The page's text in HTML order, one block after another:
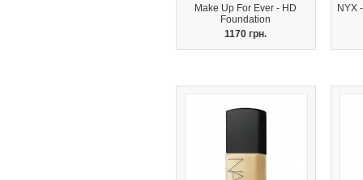
Make Up For Ever - HD
Foundation
1170 грн.
NYX